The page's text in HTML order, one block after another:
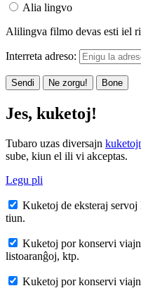
Alia lingvo
Alilingva filmo devas esti iel
Interreta adreso:
Sendi Ne zorgu! Bone
Jes, kuketoj!
Tubaro uzas diversajn
sube, kiun el ili vi akceptas.
Legu pli
Kuketoj de eksteraj servoj
tiun.
Kuketoj por konservi
listoaranĝoj, ktp.
Kuketoj por konservi